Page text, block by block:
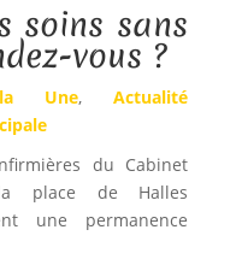
soins sans
vous ?
Une,Actualité
du Cabinet
place de Halles
une permanence